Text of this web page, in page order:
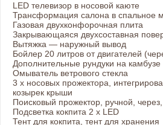
LED телевизор в носовой каюте
Трансформация салона в спальное
Газовая двухконфорочная плита
Закрывающаяся двухсоставная
Вытяжка — наружный вывод
Бойлер 20 литров от двигателей
Дополнительные рундуки на камбузе
Омыватель ветрового стекла
3 х носовых прожектора,
козырек крыши
Поисковый прожектор, ручной,
Подсветка кокпита 2 х LED
Тент для кокпита, тент для хранения